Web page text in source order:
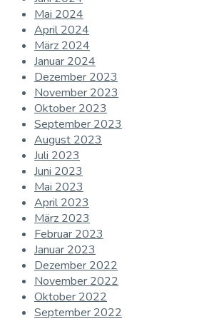
Mai 2024
April 2024
März 2024
Januar 2024
Dezember 2023
November 2023
Oktober 2023
September 2023
August 2023
Juli 2023
Juni 2023
Mai 2023
April 2023
März 2023
Februar 2023
Januar 2023
Dezember 2022
November 2022
Oktober 2022
September 2022